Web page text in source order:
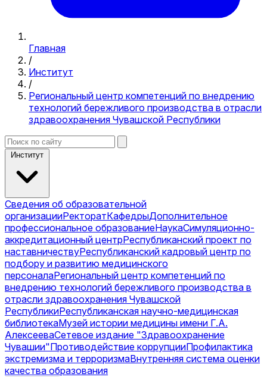
Главная
/
Институт
/
Региональный центр компетенций по внедрению
технологий бережливого производства в отрасли
здравоохранения Чувашской Республики
Институт
Сведения об образовательной
организацииРекторатКафедрыДополнительное
профессиональное образованиеНаукаСимуляционно-
аккредитационный центрРеспубликанский проект по
наставничествуРеспубликанский кадровый центр по
подбору и развитию медицинского
персоналаРегиональный центр компетенций по
внедрению технологий бережливого производства в
отрасли здравоохранения Чувашской
РеспубликиРеспубликанская научно-медицинская
библиотекаМузей истории медицины имени Г.А.
АлексееваСетевое издание "Здравоохранение
Чувашии"Противодействие коррупцииПрофилактика
экстремизма и терроризмаВнутренняя система оценки
качества образования